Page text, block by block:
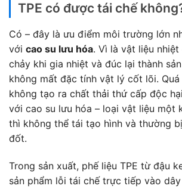
TPE có được tái chế
Có – đây là ưu điểm môi trường lớn
với cao su lưu hóa. Vì là vật liệu nhiệt
chảy khi gia nhiệt và đúc lại thành
không mất đặc tính vật lý cốt lõi.
không tạo ra chất thải thứ cấp độc
với cao su lưu hóa – loại vật liệu một
thì không thể tái tạo hình và thường
đốt.
Trong sản xuất, phế liệu TPE từ đậu
sản phẩm lỗi tái chế trực tiếp vào